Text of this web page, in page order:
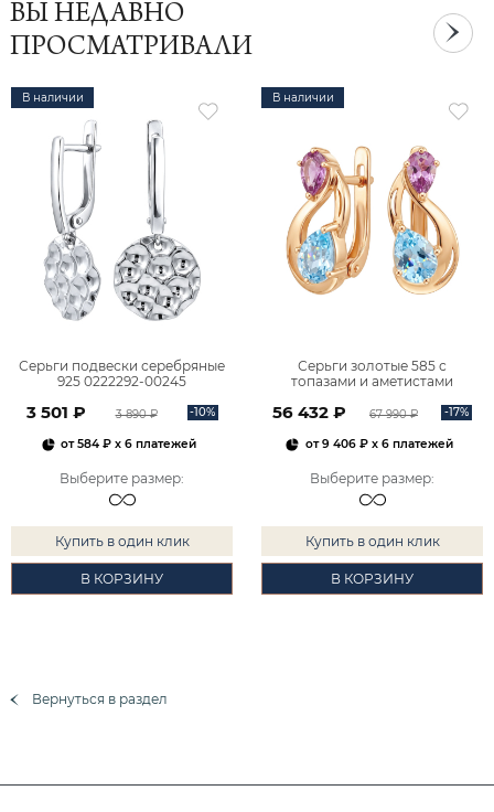
ВЫ НЕДАВНО
ПРОСМАТРИВАЛИ
В наличии
Серьги подвески серебряные
925 0222292-00245
3 501 ₽ 3 890 ₽ -10%
от584 ₽ x 6 платежей
Выберите размер:
Купить в один клик
В КОРЗИНУ
В наличии
Серьги золотые 585 с
топазами и аметистами
56 432 ₽ 67 990 ₽ -17%
от9 406 ₽x 6 платежей
Выберите размер:
Купить в один клик
В КОРЗИНУ
Вернуться в раздел